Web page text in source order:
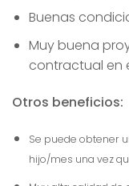
Buenas
Muy buena
contractual en
Otros beneficios:
Se puede obtener
hijo/mes una vez